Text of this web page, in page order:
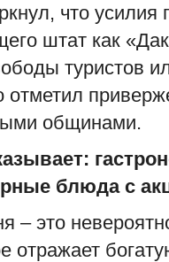
что усилия
штат как
туристов
отметил
общинами.
блюда с
– это
отражает